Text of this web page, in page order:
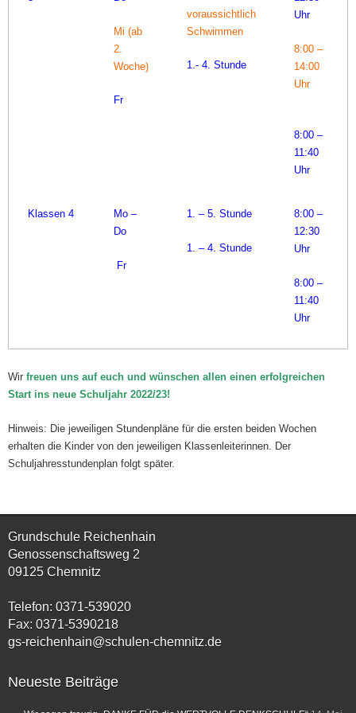
Mi (ab
2.
Woche)
Fr
voraussichtlich
Schwimmen
1.- 4. Stunde
Uhr
8:00 –
14:00
Uhr
8:00 –
11:40
Uhr
Klassen 4
Mo –
Do
Fr
1. – 5. Stunde
1. – 4. Stunde
8:00 –
12:30
Uhr
8:00 –
11:40
Uhr
Wir freuen uns auf euch und wünschen allen einen erfolgreichen
Start ins neue Schuljahr 2022/23!
Hinweis: Die jeweiligen Stundenpläne für die ersten beiden Wochen
erhalten die Kinder von den jeweiligen Klassenleiterinnen. Der
Schuljahresstundenplan folgt später.
Grundschule Reichenhain
Genossenschaftsweg 2
09125 Chemnitz
Telefon: 0371-539020
Fax: 0371-5390218
gs-reichenhain@schulen-chemnitz.de
Neueste Beiträge